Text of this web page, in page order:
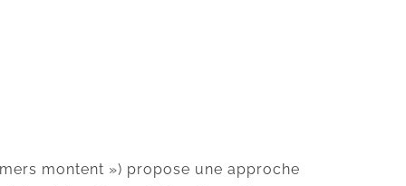
montent ») propose une approche